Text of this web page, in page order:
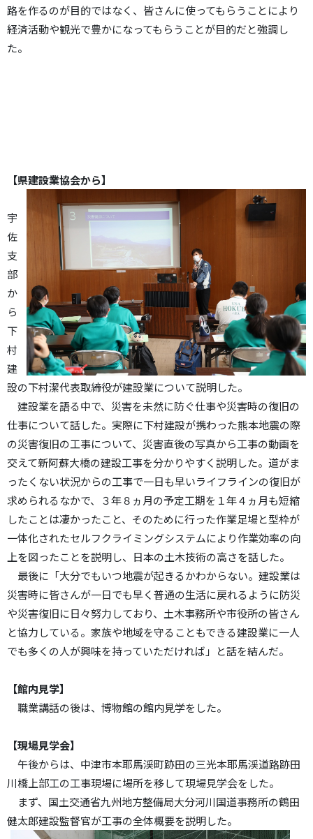
路を作るのが目的ではなく、皆さんに使ってもらうことにより
経済活動や観光で豊かになってもらうことが目的だと強調し
た。
【県建設業協会から】
宇
佐
支
部
か
ら
下
村
建
設の下村潔代表取締役が建設業について説明した。
建設業を語る中で、災害を未然に防ぐ仕事や災害時の復旧の
仕事について話した。実際に下村建設が携わった熊本地震の際
の災害復旧の工事について、災害直後の写真から工事の動画を
交えて新阿蘇大橋の建設工事を分かりやすく説明した。道がま
ったくない状況からの工事で一日も早いライフラインの復旧が
求められるなかで、３年８ヵ月の予定工期を１年４ヵ月も短縮
したことは凄かったこと、そのために行った作業足場と型枠が
一体化されたセルフクライミングシステムにより作業効率の向
上を図ったことを説明し、日本の土木技術の高さを話した。
最後に「大分でもいつ地震が起きるかわからない。建設業は
災害時に皆さんが一日でも早く普通の生活に戻れるように防災
や災害復旧に日々努力しており、土木事務所や市役所の皆さん
と協力している。家族や地域を守ることもできる建設業に一人
でも多くの人が興味を持っていただければ」と話を結んだ。
【館内見学】
職業講話の後は、博物館の館内見学をした。
【現場見学会】
午後からは、中津市本耶馬渓町跡田の三光本耶馬渓道路跡田
川橋上部工の工事現場に場所を移して現場見学会をした。
まず、国土交通省九州地方整備局大分河川国道事務所の鶴田
健太郎建設監督官が工事の全体概要を説明した。